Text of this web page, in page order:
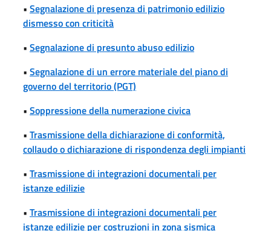
• Segnalazione di presenza di patrimonio edilizio
dismesso con criticità
• Segnalazione di presunto abuso edilizio
• Segnalazione di un errore materiale del piano di
governo del territorio (PGT)
• Soppressione della numerazione civica
• Trasmissione della dichiarazione di conformità,
collaudo o dichiarazione di rispondenza degli impianti
• Trasmissione di integrazioni documentali per
istanze edilizie
• Trasmissione di integrazioni documentali per
istanze edilizie per costruzioni in zona sismica